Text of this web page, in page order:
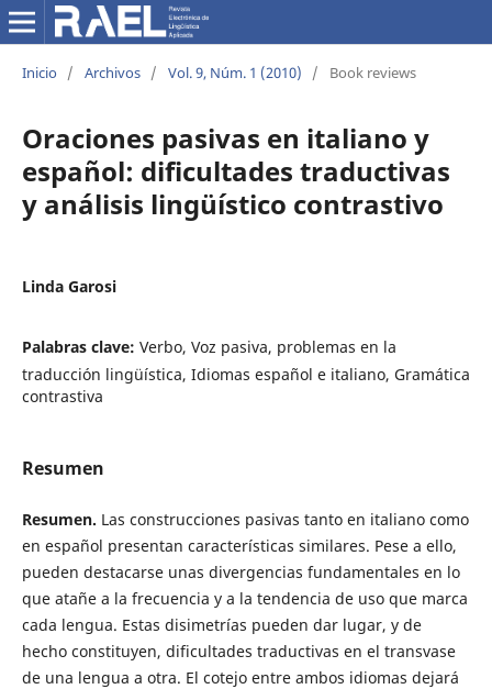
Inicio / Archivos / Vol. 9, Núm. 1 (2010) / Book reviews
Oraciones pasivas en italiano y
español: dificultades traductivas
y análisis lingüístico contrastivo
Linda Garosi
Palabras clave: Verbo, Voz pasiva, problemas en la
traducción lingüística, Idiomas español e italiano, Gramática
contrastiva
Resumen
Resumen. Las construcciones pasivas tanto en italiano como
en español presentan características similares. Pese a ello,
pueden destacarse unas divergencias fundamentales en lo
que atañe a la frecuencia y a la tendencia de uso que marca
cada lengua. Estas disimetrías pueden dar lugar, y de
hecho constituyen, dificultades traductivas en el transvase
de una lengua a otra. El cotejo entre ambos idiomas dejará